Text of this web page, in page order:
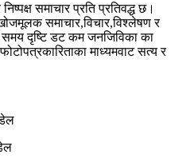
समाचार प्रति प्रतिवद्ध छ।
समाचार,विचार,विश्लेषण र
दृष्टि डट कम जनजिविका का
माध्यमवाट सत्य र